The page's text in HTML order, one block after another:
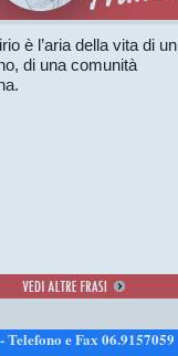
è l’aria della vita di un
di una comunità
e Fax 06.9157059